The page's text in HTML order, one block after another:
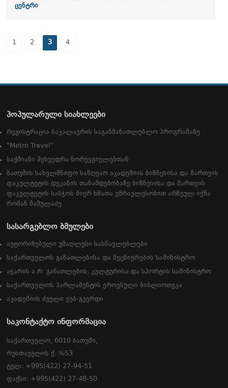
ცენტრი
1 2 3 4
პოპულარული სიახლეები
რეგისტრაცია ბაკალავრის საგანმანათლებლო პროგრამაზე
"Metro Travel"
საქმიანი შეხვედრა ნორვეგიელებთან
ბათუმის სახელმწიფო საზღვაო აკადემიის ბიზნესისა და მართვის
ფაკულტეტის დეკანის თანამდებობაზე ბიზნესისა და მართვის
ფაკულტეტის საბჭოს მიერ ხმათა უმრავლესობით არჩეულ იქნა
რომან მამულაძე.
სასარგებლო ბმულები
ავტორიზებული უმაღლესი სასწავლებლები
საქართველოს განათლებისა და მეცნიერების სამინისტრო
აჭარის ა.რ. განათლების, კულტურისა და სპორტის სამინისტრო
საქართველოს პარლამენტის ეროვნული ბიბლიოთეკა
აკადემიის ძველი ვებ-გვერდი
საკონტაქტო ინფორმაცია
საქართველო, 6010 ბათუმი,
რუსთაველის ქ. №53
ტელ: +995(422) 27-94-51
ფაქსი: +995(422) 27-48-50